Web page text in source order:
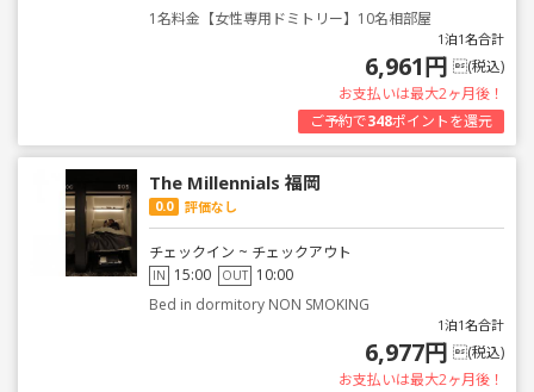
1名料金【女性専用ドミトリー】10名相部屋
1泊1名合計
6,961円 (税込)
お支払いは最大2ヶ月後！
ご予約で348ポイントを還元
The Millennials 福岡
0.0 評価なし
チェックイン ~ チェックアウト
IN 15:00 OUT 10:00
Bed in dormitory NON SMOKING
1泊1名合計
6,977円 (税込)
お支払いは最大2ヶ月後！